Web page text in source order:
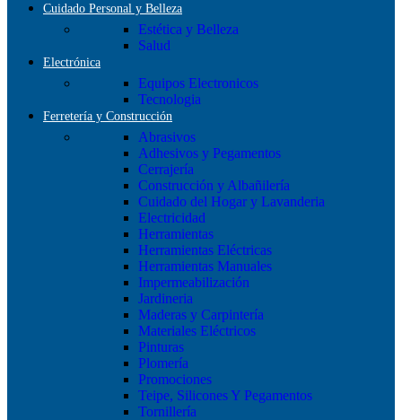
Cuidado Personal y Belleza
Estética y Belleza
Salud
Electrónica
Equipos Electronicos
Tecnologia
Ferretería y Construcción
Abrasivos
Adhesivos y Pegamentos
Cerrajería
Construcción y Albañilería
Cuidado del Hogar y Lavanderia
Electricidad
Herramientas
Herramientas Eléctricas
Herramientas Manuales
Impermeabilización
Jardineria
Maderas y Carpintería
Materiales Eléctricos
Pinturas
Plomería
Promociones
Teipe, Silicones Y Pegamentos
Tornillería